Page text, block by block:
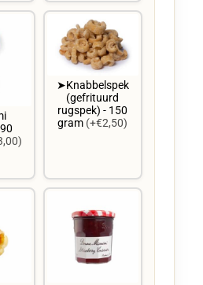
➤Knabbelspek
(gefrituurd
rugspek) - 150
gram (+€2,50)